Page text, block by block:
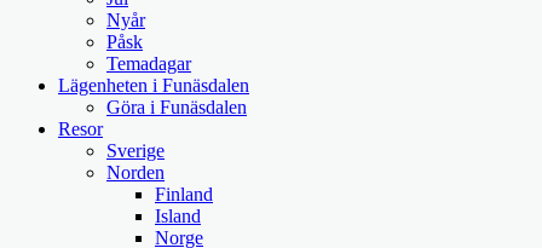
Nyår
Påsk
Temadagar
Lägenheten i Funäsdalen
Göra i Funäsdalen
Resor
Sverige
Norden
Finland
Island
Norge